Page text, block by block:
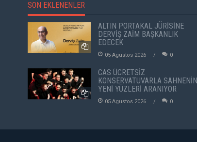
SON EKLENENLER
ALTIN PORTAKAL JÜRİSİNE
DERVİŞ ZAİM BAŞKANLIK
EDECEK
05 Agustos 2026 0
CAS ÜCRETSİZ
KONSERVATUVARLA SAHNENİN
YENİ YÜZLERİ ARANIYOR
05 Agustos 2026 0